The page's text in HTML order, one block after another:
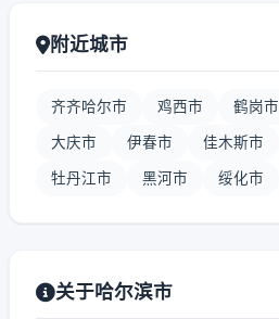
附近城市
齐齐哈尔市 鸡西市 鹤岗市
大庆市 伊春市 佳木斯市
牡丹江市 黑河市 绥化市
关于哈尔滨市